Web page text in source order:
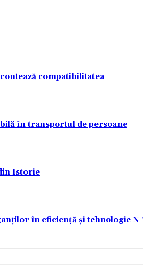
compatibilitatea
în transportul de persoane
Istorie
în eficiență și tehnologie